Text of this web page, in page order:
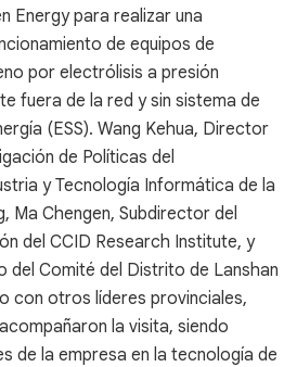
Energy para realizar una
de equipos de
por electrólisis a presión
fuera de la red y sin sistema de
(ESS). Wang Kehua, Director
de Políticas del
y Tecnología Informática de la
Ma Chengen, Subdirector del
del CCID Research Institute, y
del Comité del Distrito de Lanshan
con otros líderes provinciales,
la visita, siendo
de la empresa en la tecnología de